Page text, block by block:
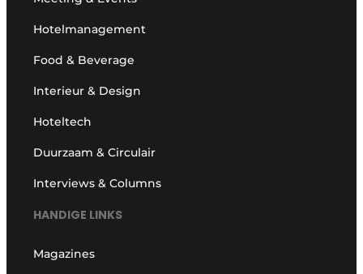
Hotelmanagement
Food & Beverage
Interieur & Design
Hoteltech
Duurzaam & Circulair
Interviews & Columns
HANDIGE LINKS
Magazines